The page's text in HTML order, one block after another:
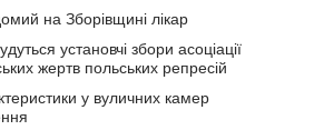
на Зборівщині лікар
установчі збори асоціації
жертв польських репресій
у вуличних камер